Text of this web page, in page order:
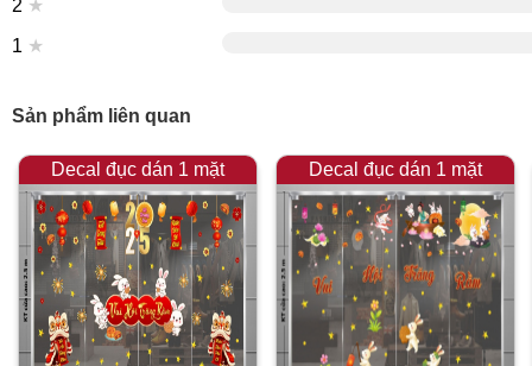
2 ★
1 ★
Sản phẩm liên quan
Decal đục dán 1 mặt Decal đục dán 1 mặt